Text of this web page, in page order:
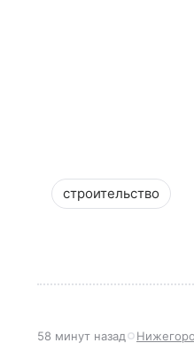
строительство
58 минут назад